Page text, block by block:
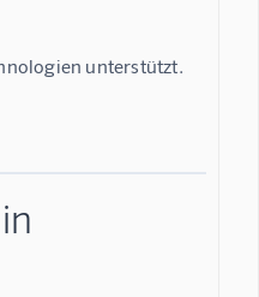
unterstützt.